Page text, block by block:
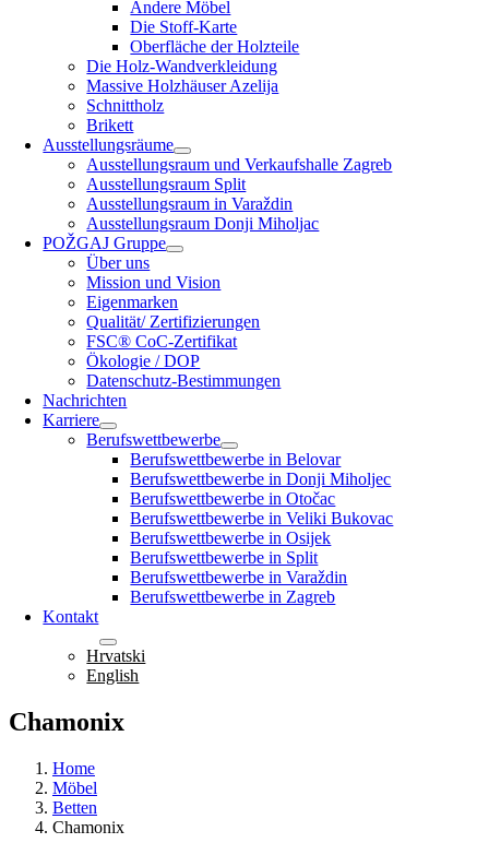
Andere Möbel
Die Stoff-Karte
Oberfläche der Holzteile
Die Holz-Wandverkleidung
Massive Holzhäuser Azelija
Schnittholz
Brikett
Ausstellungsräume
Ausstellungsraum und Verkaufshalle Zagreb
Ausstellungsraum Split
Ausstellungsraum in Varaždin
Ausstellungsraum Donji Miholjac
POŽGAJ Gruppe
Über uns
Mission und Vision
Eigenmarken
Qualität/ Zertifizierungen
FSC® CoC-Zertifikat
Ökologie / DOP
Datenschutz-Bestimmungen
Nachrichten
Karriere
Berufswettbewerbe
Berufswettbewerbe in Belovar
Berufswettbewerbe in Donji Miholjec
Berufswettbewerbe in Otočac
Berufswettbewerbe in Veliki Bukovac
Berufswettbewerbe in Osijek
Berufswettbewerbe in Split
Berufswettbewerbe in Varaždin
Berufswettbewerbe in Zagreb
Kontakt
Deutsch
Hrvatski
English
Chamonix
Home
Möbel
Betten
Chamonix